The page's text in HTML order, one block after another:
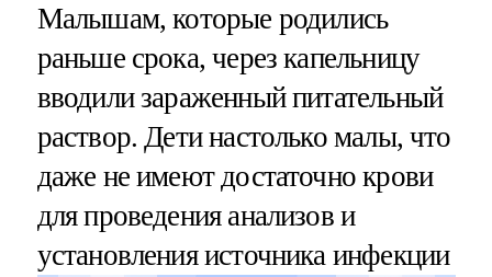
Малышам, которые родились
раньше срока, через капельницу
вводили зараженный питательный
раствор. Дети настолько малы, что
даже не имеют достаточно крови
для проведения анализов и
установления источника инфекции